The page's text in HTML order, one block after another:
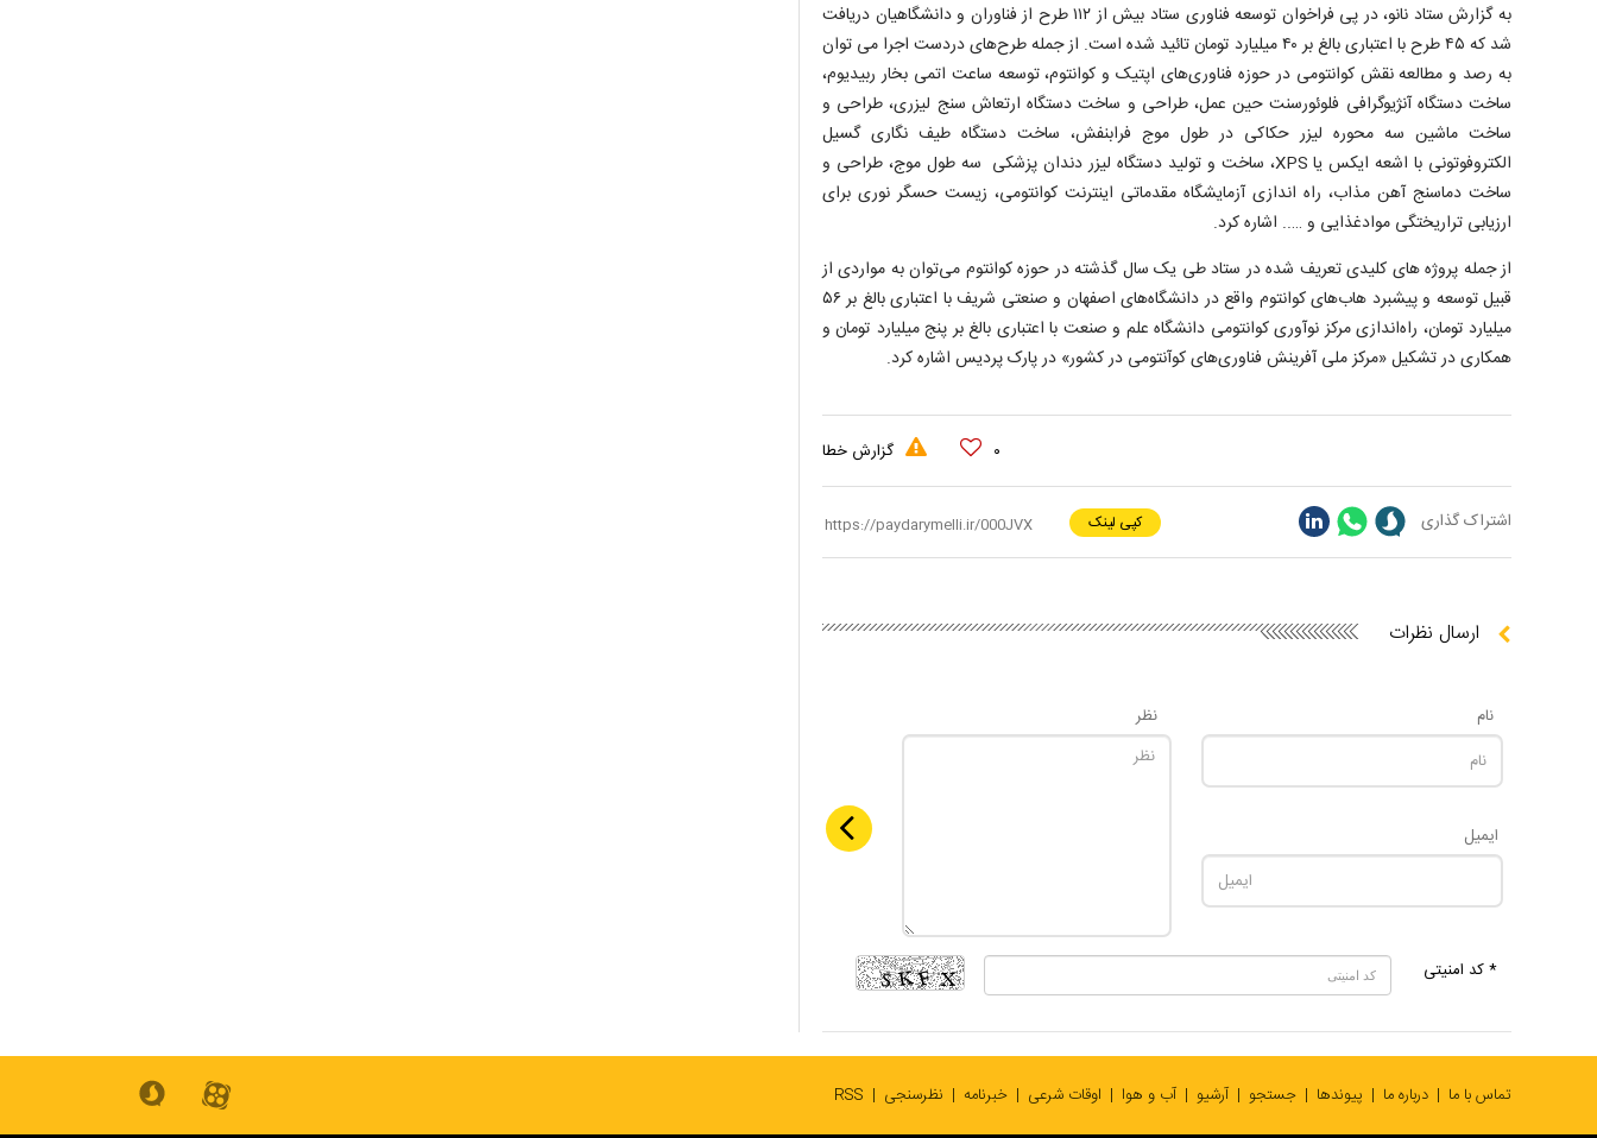
به گزارش ستاد نانو، در پی فراخوان توسعه فناوری ستاد بیش از ۱۱۲ طرح از فناوران و دانشگاهیان دریافت
شد که ۴۵ طرح با اعتباری بالغ بر ۴۰ میلیارد تومان تائید شده است. از جمله طرح‌های دردست اجرا می توان
به رصد و مطالعه نقش کوانتومی در حوزه فناوری‌های اپتیک و کوانتوم، توسعه ساعت اتمی بخار ربیدیوم،
ساخت دستگاه آنژیوگرافی فلوئورسنت حین عمل، طراحی و ساخت دستگاه ارتعاش سنج لیزری، طراحی و
ساخت ماشین سه محوره لیزر حکاکی در طول موج فرابنفش، ساخت دستگاه طیف نگاری گسیل
الکتروفوتونی با اشعه ایکس یا XPS، ساخت و تولید دستگاه لیزر دندان پزشکی سه طول موج، طراحی و
ساخت دماسنج آهن مذاب، راه اندازی آزمایشگاه مقدماتی اینترنت کوانتومی، زیست حسگر نوری برای
ارزیابی تراریختگی موادغذایی و ….. اشاره کرد.
از جمله پروژه های کلیدی تعریف شده در ستاد طی یک سال گذشته در حوزه کوانتوم می‌توان به مواردی از
قبیل توسعه و پیشبرد هاب‌های کوانتوم واقع در دانشگاه‌های اصفهان و صنعتی شریف با اعتباری بالغ بر ۵۶
میلیارد تومان، راه‌اندازی مرکز نوآوری کوانتومی دانشگاه علم و صنعت با اعتباری بالغ بر پنج میلیارد تومان و
همکاری در تشکیل «مرکز ملی آفرینش فناوری‌های کوآنتومی در کشور» در پارک پردیس اشاره کرد.
۰ گزارش خطا
اشتراک گذاری کپی لینک
ارسال نظرات
نام
ایمیل
نظر
* کد امنیتی
تماس با ما درباره ما پیوندها جستجو آرشیو آب و هوا اوقات شرعی خبرنامه نظرسنجی RSS